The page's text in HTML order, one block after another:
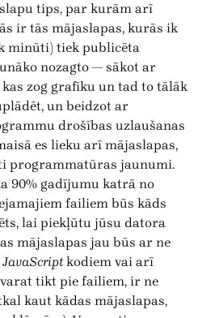
tips, par kurām arī
ir tās mājaslapas, kurās ik
minūti) tiek publicēta
nozagto — sākot ar
zog grafiku un tad to tālāk
un beidzot ar
drošības uzlaušanas
es lieku arī mājaslapas,
programmatūras jaunumi.
90% gadījumu katrā no
failiem būs kāds
lai piekļūtu jūsu datora
mājaslapas jau būs ar ne
JavaScriptkodiem vai arī
tikt pie failiem, ir ne
kaut kādas mājaslapas,